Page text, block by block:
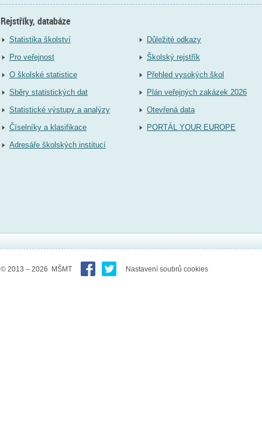
Rejstříky, databáze
Statistika školství
Pro veřejnost
O školské statistice
Sběry statistických dat
Statistické výstupy a analýzy
Číselníky a klasifikace
Adresáře školských institucí
Důležité odkazy
Školský rejstřík
Přehled vysokých škol
Plán veřejných zakázek 2026
Otevřená data
PORTÁL YOUR EUROPE
© 2013 – 2026 MŠMT Nastavení soubrů cookies